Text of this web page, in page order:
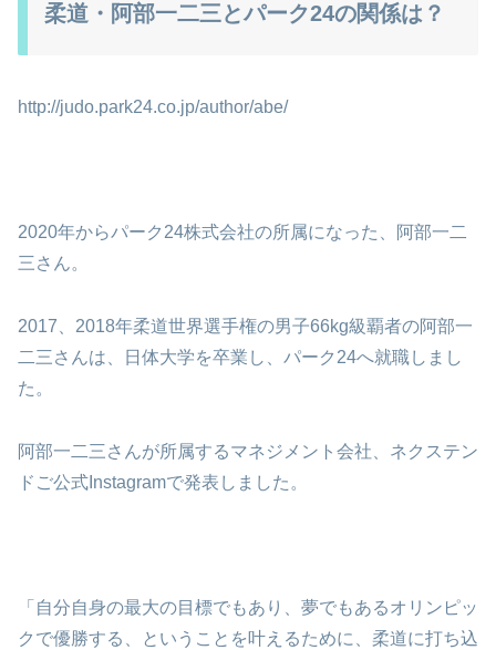
柔道・阿部一二三とパーク24の関係は？
http://judo.park24.co.jp/author/abe/
2020年からパーク24株式会社の所属になった、阿部一二
三さん。
2017、2018年柔道世界選手権の男子66kg級覇者の阿部一
二三さんは、日体大学を卒業し、パーク24へ就職しまし
た。
阿部一二三さんが所属するマネジメント会社、ネクステン
ドご公式Instagramで発表しました。
「自分自身の最大の目標でもあり、夢でもあるオリンピッ
クで優勝する、ということを叶えるために、柔道に打ち込